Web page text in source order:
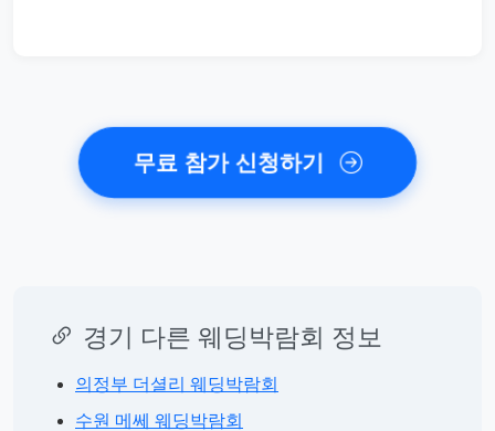
무료 참가 신청하기
경기 다른 웨딩박람회 정보
의정부 더셜리 웨딩박람회
수원 메쎄 웨딩박람회